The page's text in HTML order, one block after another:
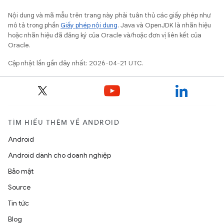
Nội dung và mã mẫu trên trang này phải tuân thủ các giấy phép như
mô tả trong phần Giấy phép nội dung. Java và OpenJDK là nhãn hiệu
hoặc nhãn hiệu đã đăng ký của Oracle và/hoặc đơn vị liên kết của
Oracle.
Cập nhật lần gần đây nhất: 2026-04-21 UTC.
TÌM HIỂU THÊM VỀ ANDROID
Android
Android dành cho doanh nghiệp
Bảo mật
Source
Tin tức
Blog